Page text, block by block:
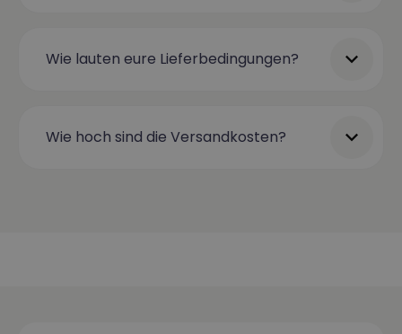
Wie lauten eure Lieferbedingungen?
Wie hoch sind die Versandkosten?